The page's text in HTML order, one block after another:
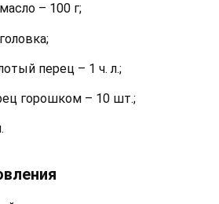
– 100 г;
перец – 1 ч. л.;
горошком – 10 шт.;